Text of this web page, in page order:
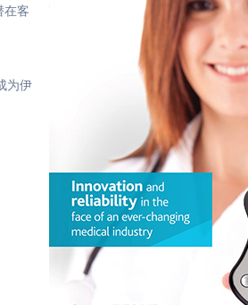
在客
为伊